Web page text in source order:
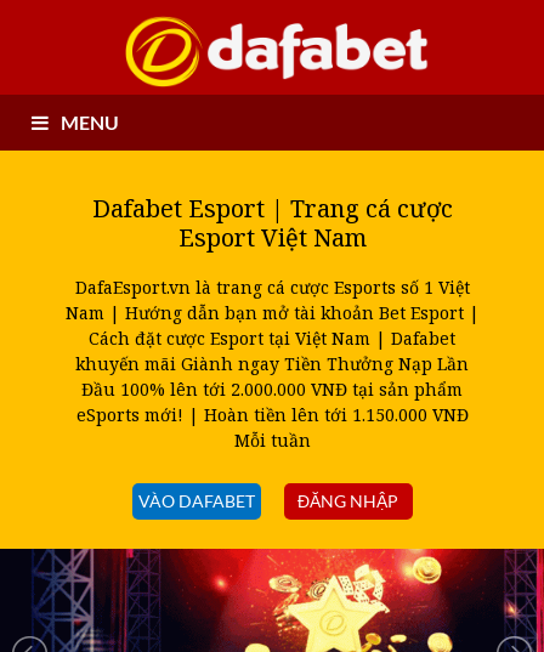
MENU
Dafabet Esport | Trang cá cược
Esport Việt Nam
DafaEsport.vn là trang cá cược Esports số 1 Việt
Nam | Hướng dẫn bạn mở tài khoản Bet Esport |
Cách đặt cược Esport tại Việt Nam | Dafabet
khuyến mãi Giành ngay Tiền Thưởng Nạp Lần
Đầu 100% lên tới 2.000.000 VNĐ tại sản phẩm
eSports mới! | Hoàn tiền lên tới 1.150.000 VNĐ
Mỗi tuần
VÀO DAFABET ĐĂNG NHẬP